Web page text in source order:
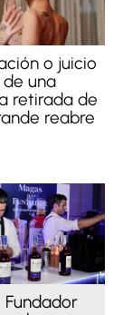
o juicio
una
retirada de
reabre
Fundador